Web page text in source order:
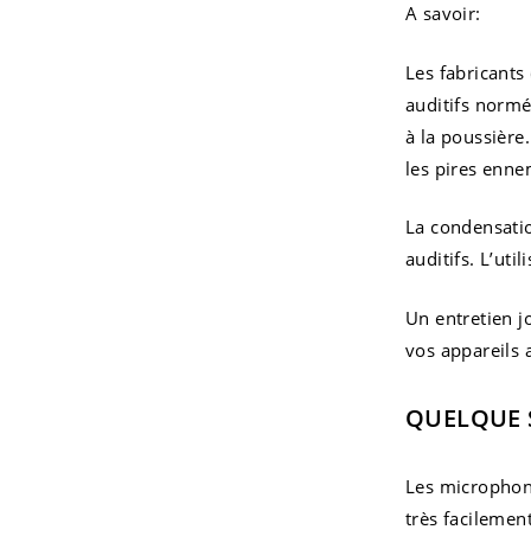
A savoir:
Les
auditifs
à la
les pires
La
auditifs.
Un entretien
vos appareils
QUELQUE
Les
très